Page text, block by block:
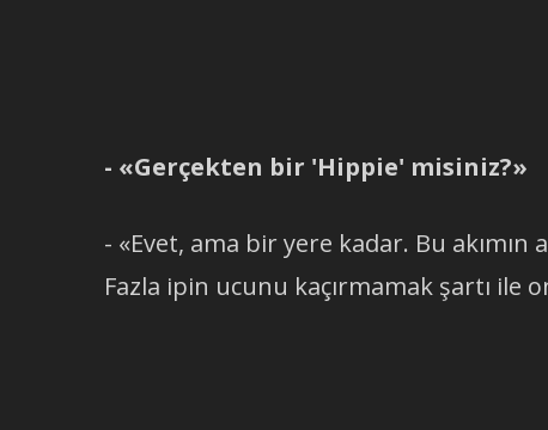
- «Gerçekten bir 'Hippie' misiniz?»
- «Evet, ama bir yere kadar. Bu
Fazla ipin ucunu kaçırmamak şartı ile